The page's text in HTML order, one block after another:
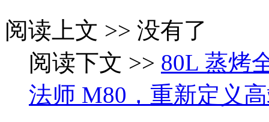
阅读上文 >> 没有了
阅读下文 >> 80L 蒸烤
法师 M80，重新定义